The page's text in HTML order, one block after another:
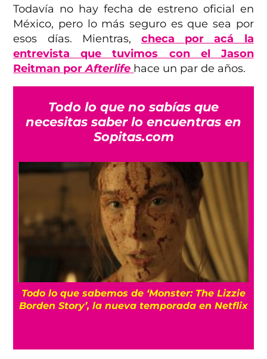
Todavía no hay fecha de estreno oficial en
México, pero lo más seguro es que sea por
esos días. Mientras, checa por acá la
entrevista que tuvimos con el Jason
Reitman porAfterlife hace un par de años.
Todo lo que no sabías que
necesitas saber lo encuentras en
Sopitas.com
Todo lo que sabemos de ‘Monster: The Lizzie
Borden Story’, la nueva temporada en Netflix